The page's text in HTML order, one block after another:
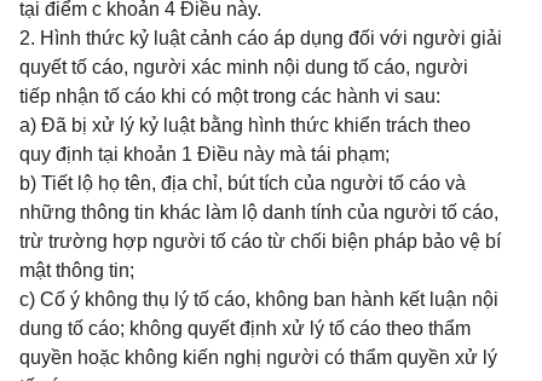
tại điểm c khoản 4 Điều này.
2. Hình thức kỷ luật cảnh cáo áp dụng đối với người giải
quyết tố cáo, người xác minh nội dung tố cáo, người
tiếp nhận tố cáo khi có một trong các hành vi sau:
a) Đã bị xử lý kỷ luật bằng hình thức khiển trách theo
quy định tại khoản 1 Điều này mà tái phạm;
b) Tiết lộ họ tên, địa chỉ, bút tích của người tố cáo và
những thông tin khác làm lộ danh tính của người tố cáo,
trừ trường hợp người tố cáo từ chối biện pháp bảo vệ bí
mật thông tin;
c) Cố ý không thụ lý tố cáo, không ban hành kết luận nội
dung tố cáo; không quyết định xử lý tố cáo theo thẩm
quyền hoặc không kiến nghị người có thẩm quyền xử lý